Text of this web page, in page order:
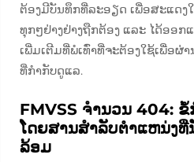
ຕ້ອງມີບັນທຶກທີ່ລະອຽດ ເພື່ອສະແດງ
ທຸກໆຢ່າງຢ່າງຖືກຕ້ອງ ແລະ ໄດ້ອອກ
ເພີ່ມເຕີມທີ່ພໍເທົ່າທີ່ຈະຕ້ອງໃຊ້ເພື່ອຜ່
ທີ່ກຳກັບດູແລ.
FMVSS ຈຳນວນ 404:
ໂດຍສານສຳລັບຕຳແຫນ່ງທີ່
ລ້ອມ